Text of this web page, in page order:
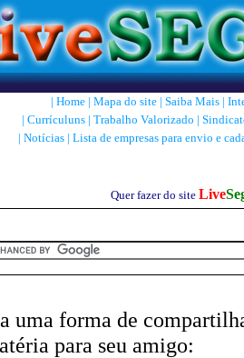
| Home| Mapa do site| Saiba Mais|
| Currículuns| Trabalho Valorizado |
| Notícias | Lista de empresas para envio e
Quer fazer do site Live
uma forma de
para seu amigo: